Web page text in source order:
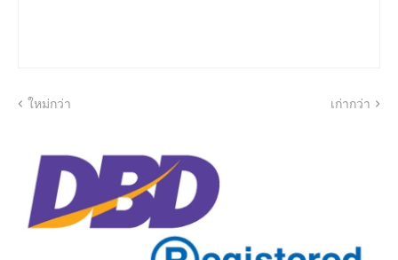
ใหม่กว่า เก่ากว่า